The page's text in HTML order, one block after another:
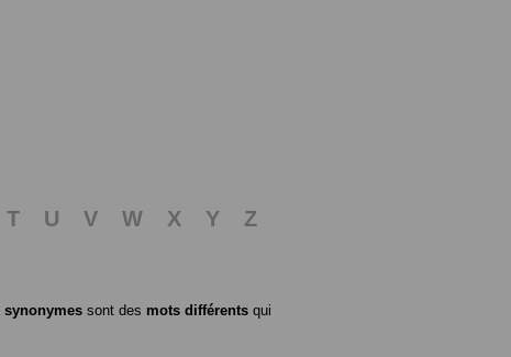
T U V W X Y
Z
synonymes sont des mots différents qui